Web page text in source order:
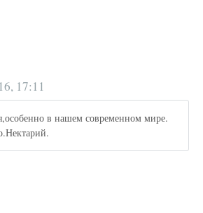
17:11
в нашем современном мире.